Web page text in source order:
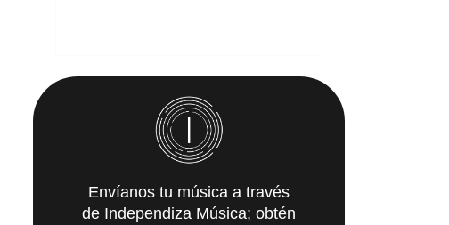
Envíanos tu música a través
de Independiza Música; obtén